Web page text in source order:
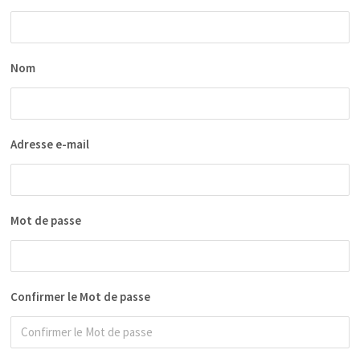
Nom
Adresse e-mail
Mot de passe
Confirmer le Mot de passe